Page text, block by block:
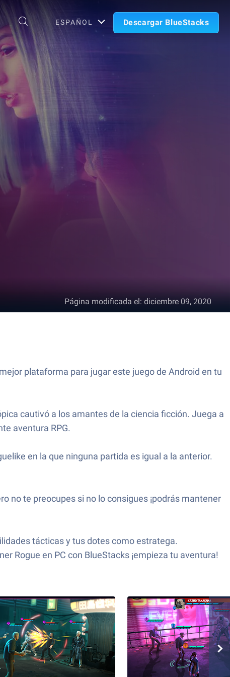
ESPAÑOL Descargar BlueStacks
Página modificada el: diciembre 09, 2020
plataforma para jugar este juego de Android en tu
cautivó a los amantes de la ciencia ficción. Juega a
aventura RPG.
en la que ninguna partida es igual a la anterior.
no te preocupes si no lo consigues ¡podrás mantener
tácticas y tus dotes como estratega.
Rogue en PC con BlueStacks ¡empieza tu aventura!